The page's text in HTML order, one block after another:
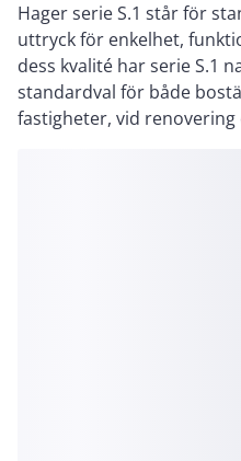
Hager serie S.1 står för
uttryck för enkelhet,
dess kvalité har serie S.1
standardval för både
fastigheter, vid